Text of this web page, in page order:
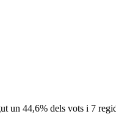
un 44,6% dels vots i 7